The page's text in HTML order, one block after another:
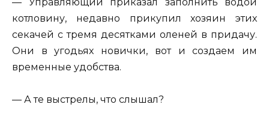
котловину, недавно прикупил хозяин этих
секачей с тремя десятками оленей в придачу.
Они в угодьях новички, вот и создаем им
временные удобства.
— А те выстрелы, что слышал?